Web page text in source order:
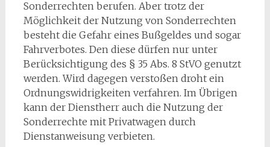
Sonderrechten berufen. Aber trotz der
Möglichkeit der Nutzung von Sonderrechten
besteht die Gefahr eines Bußgeldes und sogar
Fahrverbotes. Den diese dürfen nur unter
Berücksichtigung des § 35 Abs. 8 StVO genutzt
werden. Wird dagegen verstoßen droht ein
Ordnungswidrigkeiten verfahren. Im Übrigen
kann der Dienstherr auch die Nutzung der
Sonderrechte mit Privatwagen durch
Dienstanweisung verbieten.